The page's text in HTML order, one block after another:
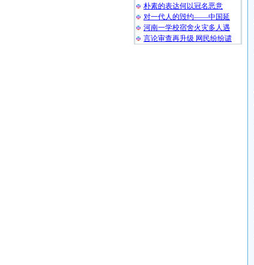
朴素的表达何以冠名恶意
对一代人的毁约——中国延
河南一学校宿舍火灾多人遇
言论审查再升级 网民纷纷谴